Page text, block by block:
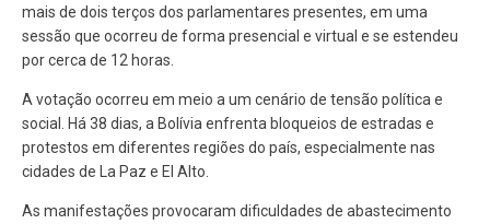
mais de dois terços dos parlamentares presentes, em uma
sessão que ocorreu de forma presencial e virtual e se estendeu
por cerca de 12 horas.
A votação ocorreu em meio a um cenário de tensão política e
social. Há 38 dias, a Bolívia enfrenta bloqueios de estradas e
protestos em diferentes regiões do país, especialmente nas
cidades de La Paz e El Alto.
As manifestações provocaram dificuldades de abastecimento